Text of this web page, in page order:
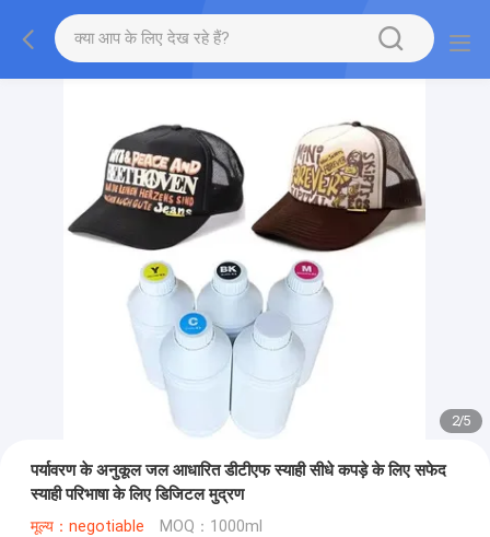
2/5
पर्यावरण के अनुकूल जल आधारित डीटीएफ स्याही सीधे कपड़े के लिए सफेद
स्याही परिभाषा के लिए डिजिटल मुद्रण
मूल्य：negotiable MOQ：1000ml